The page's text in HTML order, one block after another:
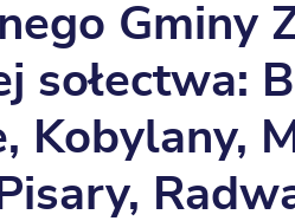
Gminy
sołectwa:
Kobylany,